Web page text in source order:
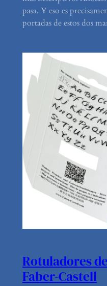
pasa. Y eso es
portadas de estos dos
Rotuladores
Faber-Castell